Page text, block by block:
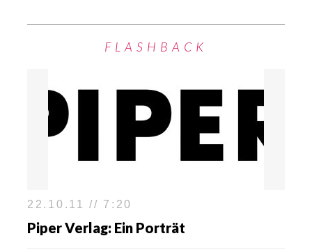
FLASHBACK
22.10.11 // 7:20
Piper Verlag: Ein Porträt